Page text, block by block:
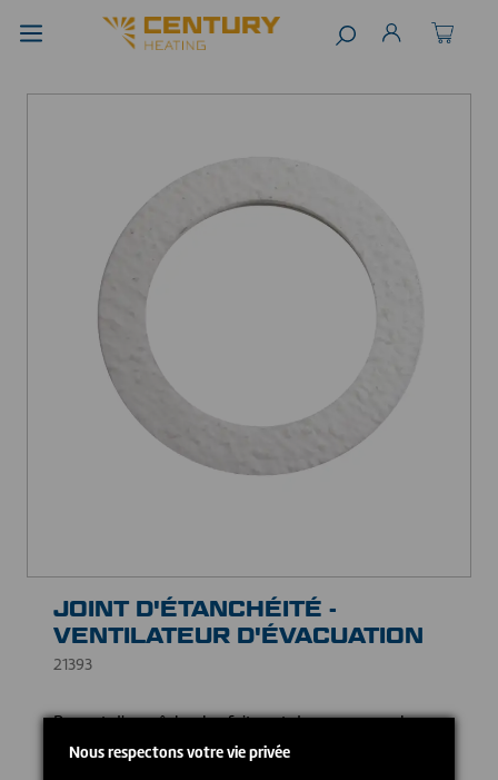
JOINT D'ÉTANCHÉITÉ -
VENTILATEUR D'ÉVACUATION
21393
Permet d'empêcher les fuites et de compenser les
irrégularités de surface, en supportant des
températures élevées.
Nous respectons votre vie privée